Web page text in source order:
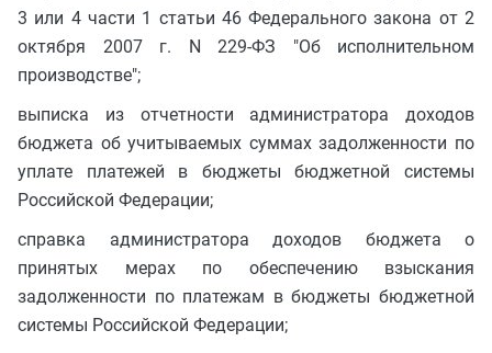
3 или 4 части 1 статьи 46 Федерального закона от 2
октября 2007 г. N 229-ФЗ "Об исполнительном
производстве";
выписка из отчетности администратора доходов
бюджета об учитываемых суммах задолженности по
уплате платежей в бюджеты бюджетной системы
Российской Федерации;
справка администратора доходов бюджета о
принятых мерах по обеспечению взыскания
задолженности по платежам в бюджеты бюджетной
системы Российской Федерации;